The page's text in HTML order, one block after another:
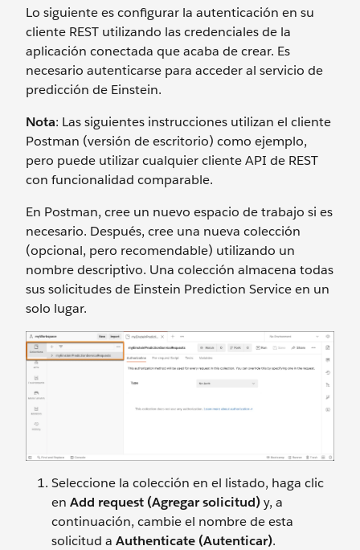
Lo siguiente es configurar la autenticación en su
cliente REST utilizando las credenciales de la
aplicación conectada que acaba de crear. Es
necesario autenticarse para acceder al servicio de
predicción de Einstein.
Nota: Las siguientes instrucciones utilizan el cliente
Postman (versión de escritorio) como ejemplo,
pero puede utilizar cualquier cliente API de REST
con funcionalidad comparable.
En Postman, cree un nuevo espacio de trabajo si es
necesario. Después, cree una nueva colección
(opcional, pero recomendable) utilizando un
nombre descriptivo. Una colección almacena todas
sus solicitudes de Einstein Prediction Service en un
solo lugar.
Seleccione la colección en el listado, haga clic
en Add request (Agregar solicitud)y, a
continuación, cambie el nombre de esta
solicitud a Authenticate (Autenticar).